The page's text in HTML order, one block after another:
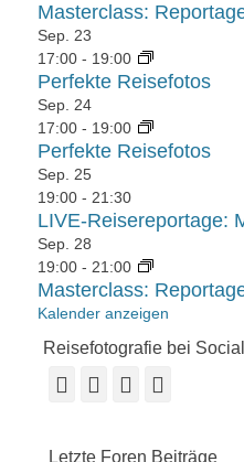
Masterclass:
Sep. 23
17:00 - 19:00
Perfekte Reisefotos
Sep. 24
17:00 - 19:00
Perfekte Reisefotos
Sep. 25
19:00 - 21:30
LIVE-Reisereportage:
Sep. 28
19:00 - 21:00
Masterclass:
Kalender anzeigen
Reisefotografie bei
Facebook
VimeoYouTube
Letzte Foren Beiträge